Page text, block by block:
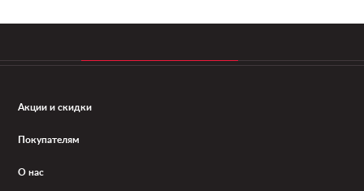
Акции и скидки
Покупателям
О нас